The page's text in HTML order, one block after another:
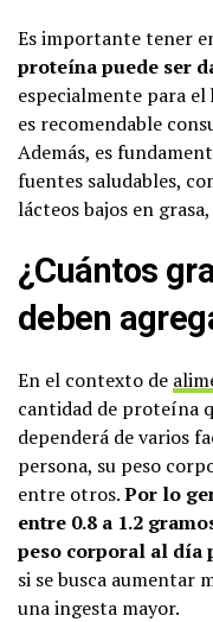
Es importante tener
proteína puede ser
especialmente para
es recomendable
Además, es
fuentes saludables,
lácteos bajos en
¿Cuántos
deben
En el contexto de
cantidad de proteína
dependerá de varios
persona, su peso
entre otros.Por lo
entre 0.8 a 1.2
peso corporal al día
si se busca aumentar
una ingesta mayor.